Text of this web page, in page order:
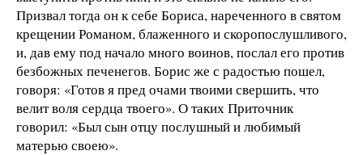
Призвал тогда он к себе Бориса, нареченного в святом
крещении Романом, блаженного и скоропослушливого,
и, дав ему под начало много воинов, послал его против
безбожных печенегов. Борис же с радостью пошел,
говоря: «Готов я пред очами твоими свершить, что
велит воля сердца твоего». О таких Приточник
говорил: «Был сын отцу послушный и любимый
матерью своею».